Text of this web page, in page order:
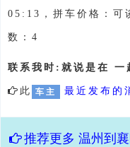
05:13，拼车价格：可
数：4
联系我时:就说是在 一
此 车主 最近发布的
推荐更多 温州到